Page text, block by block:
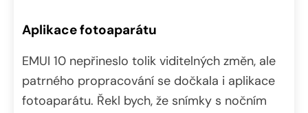
Aplikace fotoaparátu
EMUI 10 nepřineslo tolik viditelných změn, ale
patrného propracování se dočkala i aplikace
fotoaparátu. Řekl bych, že snímky s nočním